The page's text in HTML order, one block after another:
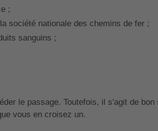
;
société nationale des chemins de fer ;
sanguins ;
le passage. Toutefois, il s'agit de
vous en croisez un.